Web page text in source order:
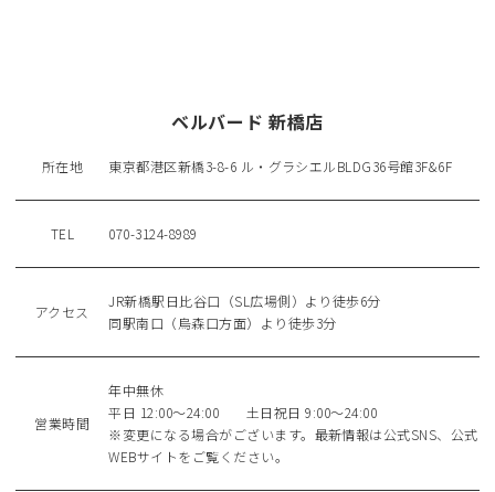
ベルバード 新橋店
所在地 東京都港区新橋3-8-6 ル・グラシエルBLDG36号館3F&6F
TEL 070-3124-8989
アクセス
JR新橋駅日比谷口（SL広場側）より徒歩6分
同駅南口（烏森口方面）より徒歩3分
営業時間
年中無休
平日 12:00～24:00 土日祝日 9:00～24:00
※変更になる場合がございます。最新情報は公式SNS、公式
WEBサイトをご覧ください。